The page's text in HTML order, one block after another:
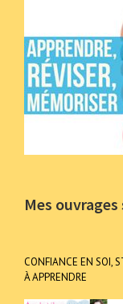
Mes
CONFIANCE EN SOI,
À APPRENDRE